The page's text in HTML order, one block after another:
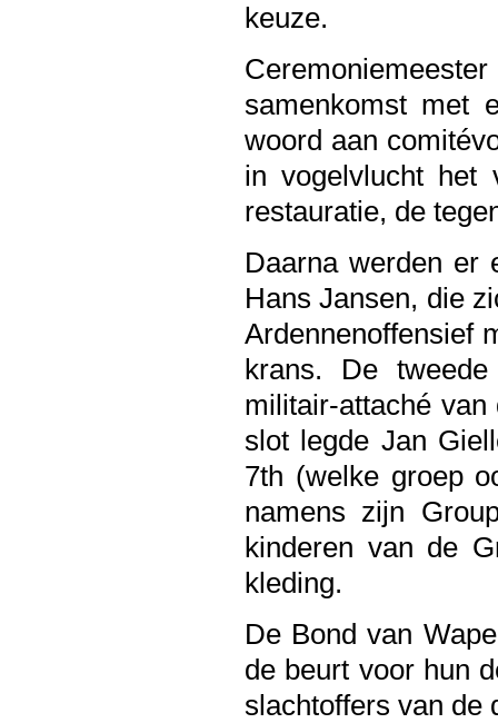
keuze.
samenkomst met
woord aan
in vogelvlucht het
restauratie, de
Daarna werden er
Hans Jansen, die
Ardennenoffensief
krans. De
militair-attaché
slot legde Jan
7th (welke groep
namens zijn
kinderen van de
kleding.
De Bond van
de beurt voor hun
slachtoffers van de